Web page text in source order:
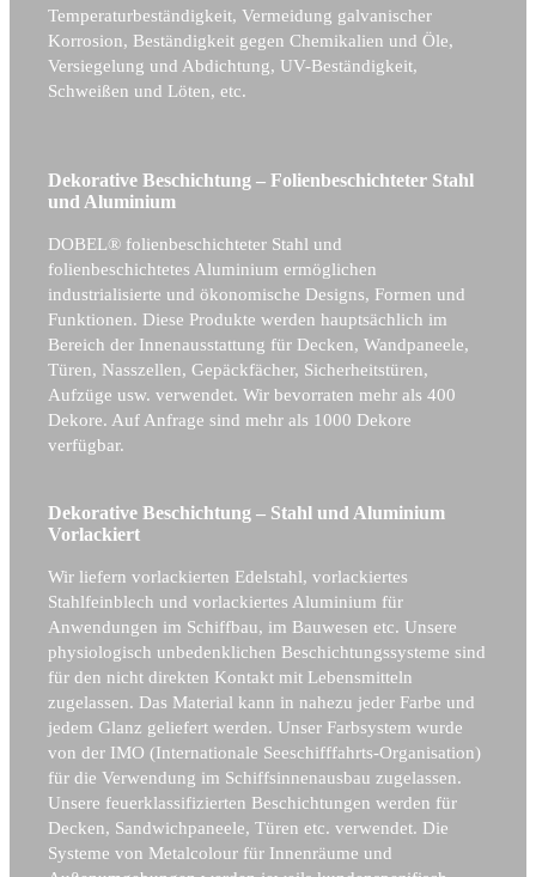
Temperaturbeständigkeit, Vermeidung galvanischer
Korrosion, Beständigkeit gegen Chemikalien und Öle,
Versiegelung und Abdichtung, UV-Beständigkeit,
Schweißen und Löten, etc.
Dekorative Beschichtung – Folienbeschichteter Stahl
und Aluminium
DOBEL® folienbeschichteter Stahl und
folienbeschichtetes Aluminium ermöglichen
industrialisierte und ökonomische Designs, Formen und
Funktionen. Diese Produkte werden hauptsächlich im
Bereich der Innenausstattung für Decken, Wandpaneele,
Türen, Nasszellen, Gepäckfächer, Sicherheitstüren,
Aufzüge usw. verwendet. Wir bevorraten mehr als 400
Dekore. Auf Anfrage sind mehr als 1000 Dekore
verfügbar.
Dekorative Beschichtung – Stahl und Aluminium
Vorlackiert
Wir liefern vorlackierten Edelstahl, vorlackiertes
Stahlfeinblech und vorlackiertes Aluminium für
Anwendungen im Schiffbau, im Bauwesen etc. Unsere
physiologisch unbedenklichen Beschichtungssysteme sind
für den nicht direkten Kontakt mit Lebensmitteln
zugelassen. Das Material kann in nahezu jeder Farbe und
jedem Glanz geliefert werden. Unser Farbsystem wurde
von der IMO (Internationale Seeschifffahrts-Organisation)
für die Verwendung im Schiffsinnenausbau zugelassen.
Unsere feuerklassifizierten Beschichtungen werden für
Decken, Sandwichpaneele, Türen etc. verwendet. Die
Systeme von Metalcolour für Innenräume und